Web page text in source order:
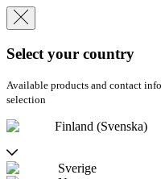
Select your country
Available products and contact
selection
Finland (Svenska)
Sverige